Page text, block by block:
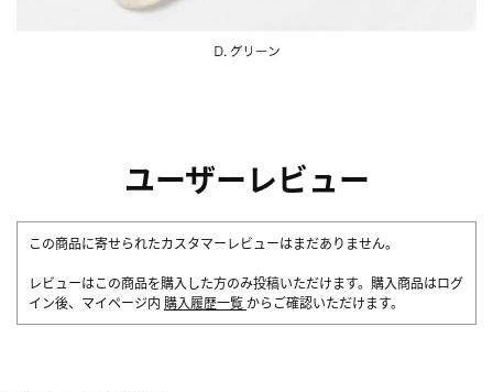
ユーザーレビュー
この商品に寄せられたカスタマーレビューはまだありません。
レビューはこの商品を購入した方のみ投稿いただけます。購入商品はログ
イン後、マイページ内 購入履歴一覧 からご確認いただけます。